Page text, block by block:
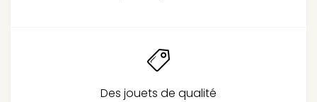
Des jouets de qualité